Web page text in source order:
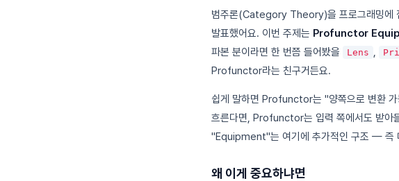
범주론(Category Theory)을 프로그래밍에
발표했어요. 이번 주제는 Profunctor
파본 분이라면 한 번쯤 들어봤을
Lens
Profunctor라는 친구거든요.
쉽게 말하면 Profunctor는 "양쪽으로 변환
흐른다면, Profunctor는 입력 쪽에서도 받아
"Equipment"는 여기에 추가적인 구조 — 즉
왜 이게 중요하냐면